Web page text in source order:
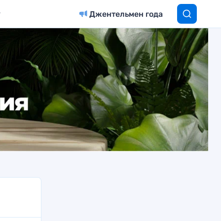
Джентельмен года